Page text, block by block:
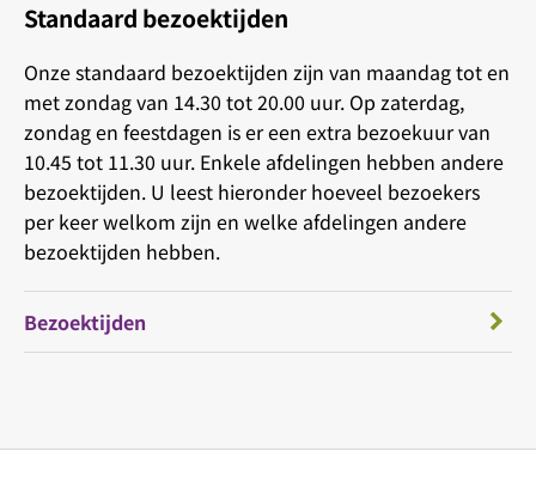
Standaard bezoektijden
Onze standaard bezoektijden zijn van maandag tot en
met zondag van 14.30 tot 20.00 uur. Op zaterdag,
zondag en feestdagen is er een extra bezoekuur van
10.45 tot 11.30 uur. Enkele afdelingen hebben andere
bezoektijden. U leest hieronder hoeveel bezoekers
per keer welkom zijn en welke afdelingen andere
bezoektijden hebben.
Bezoektijden